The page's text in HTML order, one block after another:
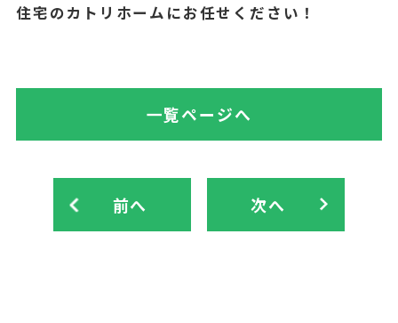
住宅のカトリホームにお任せください！
前へ
一覧ページへ
次へ